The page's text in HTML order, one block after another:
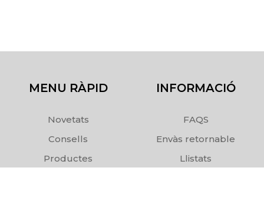
MENU RÀPID
Novetats
Consells
Productes
INFORMACIÓ
FAQS
Envàs retornable
Llistats